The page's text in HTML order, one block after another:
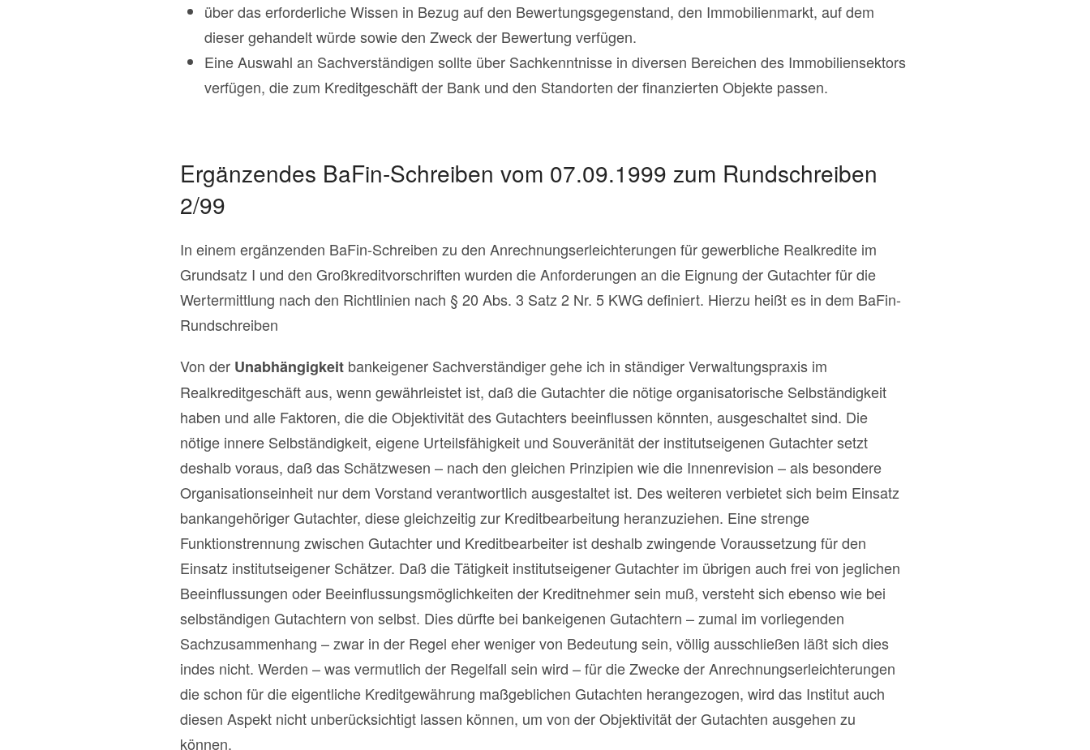
über das erforderliche Wissen in Bezug auf den Bewertungsgegenstand, den Immobilienmarkt, auf dem
dieser gehandelt würde sowie den Zweck der Bewertung verfügen.
Eine Auswahl an Sachverständigen sollte über Sachkenntnisse in diversen Bereichen des Immobiliensektors
verfügen, die zum Kreditgeschäft der Bank und den Standorten der finanzierten Objekte passen.
Ergänzendes BaFin-Schreiben vom 07.09.1999 zum Rundschreiben
2/99
In einem ergänzenden BaFin-Schreiben zu den Anrechnungserleichterungen für gewerbliche Realkredite im
Grundsatz I und den Großkreditvorschriften wurden die Anforderungen an die Eignung der Gutachter für die
Wertermittlung nach den Richtlinien nach § 20 Abs. 3 Satz 2 Nr. 5 KWG definiert. Hierzu heißt es in dem BaFin-
Rundschreiben
Von der Unabhängigkeit bankeigener Sachverständiger gehe ich in ständiger Verwaltungspraxis im
Realkreditgeschäft aus, wenn gewährleistet ist, daß die Gutachter die nötige organisatorische Selbständigkeit
haben und alle Faktoren, die die Objektivität des Gutachters beeinflussen könnten, ausgeschaltet sind. Die
nötige innere Selbständigkeit, eigene Urteilsfähigkeit und Souveränität der institutseigenen Gutachter setzt
deshalb voraus, daß das Schätzwesen – nach den gleichen Prinzipien wie die Innenrevision – als besondere
Organisationseinheit nur dem Vorstand verantwortlich ausgestaltet ist. Des weiteren verbietet sich beim Einsatz
bankangehöriger Gutachter, diese gleichzeitig zur Kreditbearbeitung heranzuziehen. Eine strenge
Funktionstrennung zwischen Gutachter und Kreditbearbeiter ist deshalb zwingende Voraussetzung für den
Einsatz institutseigener Schätzer. Daß die Tätigkeit institutseigener Gutachter im übrigen auch frei von jeglichen
Beeinflussungen oder Beeinflussungsmöglichkeiten der Kreditnehmer sein muß, versteht sich ebenso wie bei
selbständigen Gutachtern von selbst. Dies dürfte bei bankeigenen Gutachtern – zumal im vorliegenden
Sachzusammenhang – zwar in der Regel eher weniger von Bedeutung sein, völlig ausschließen läßt sich dies
indes nicht. Werden – was vermutlich der Regelfall sein wird – für die Zwecke der Anrechnungserleichterungen
die schon für die eigentliche Kreditgewährung maßgeblichen Gutachten herangezogen, wird das Institut auch
diesen Aspekt nicht unberücksichtigt lassen können, um von der Objektivität der Gutachten ausgehen zu
können.